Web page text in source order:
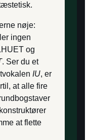
nøje:
ingen
og
. Ser du et
IU, er
at alle fire
at flette